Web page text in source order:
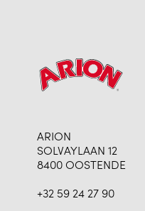
ARION
SOLVAYLAAN 12
8400 OOSTENDE
+32 59 24 27 90